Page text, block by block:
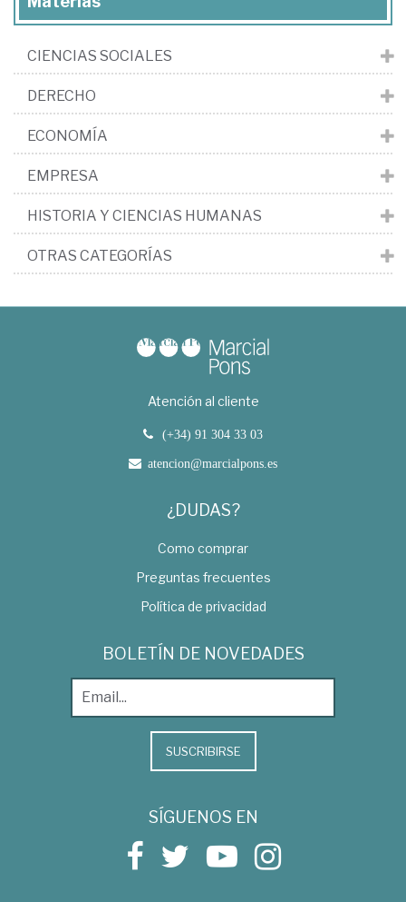
CIENCIAS SOCIALES
DERECHO
ECONOMÍA
EMPRESA
HISTORIA Y CIENCIAS HUMANAS
OTRAS CATEGORÍAS
Atención al cliente
(+34) 91 304 33 03
atencion@marcialpons.es
¿DUDAS?
Como comprar
Preguntas frecuentes
Política de privacidad
BOLETÍN DE NOVEDADES
SUSCRIBIRSE
SÍGUENOS EN